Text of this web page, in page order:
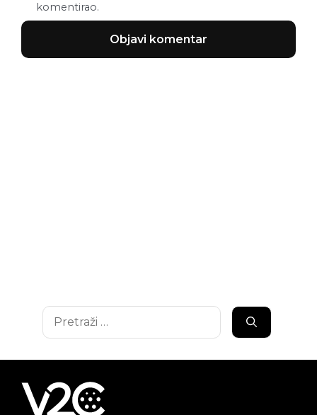
komentirao.
Pretraži: